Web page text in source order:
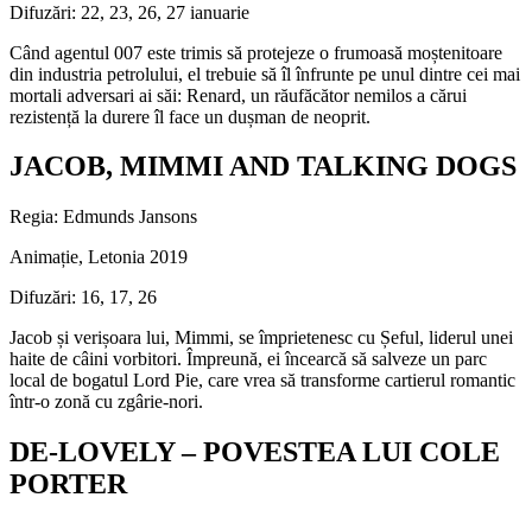
Difuzări: 22, 23, 26, 27 ianuarie
Când agentul 007 este trimis să protejeze o frumoasă moștenitoare
din industria petrolului, el trebuie să îl înfrunte pe unul dintre cei mai
mortali adversari ai săi: Renard, un răufăcător nemilos a cărui
rezistență la durere îl face un dușman de neoprit.
JACOB, MIMMI AND TALKING DOGS
Regia: Edmunds Jansons
Animație, Letonia 2019
Difuzări: 16, 17, 26
Jacob și verișoara lui, Mimmi, se împrietenesc cu Șeful, liderul unei
haite de câini vorbitori. Împreună, ei încearcă să salveze un parc
local de bogatul Lord Pie, care vrea să transforme cartierul romantic
într-o zonă cu zgârie-nori.
DE-LOVELY – POVESTEA LUI COLE
PORTER